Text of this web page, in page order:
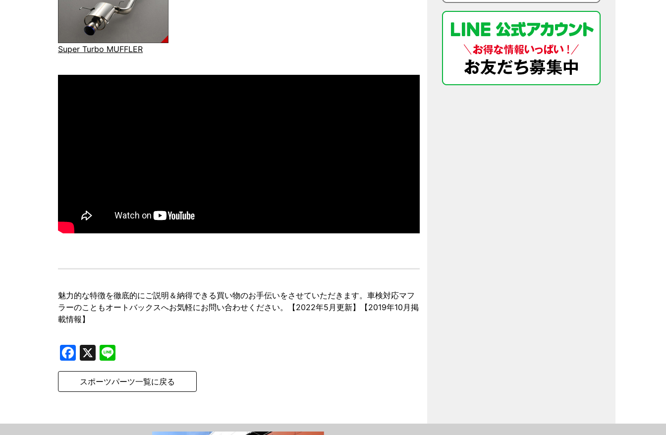
Super Turbo MUFFLER
魅力的な特徴を徹底的にご説明＆納得できる買い物のお手伝いをさせていただきます。車検対応マフ
ラーのこともオートバックスへお気軽にお問い合わせください。【2022年5月更新】【2019年10月掲
載情報】
Facebook
X
スポーツパーツ一覧に戻る